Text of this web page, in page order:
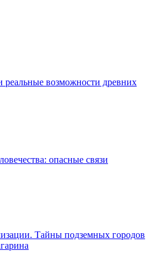
возможности древних
опасные связи
Тайны подземных городов